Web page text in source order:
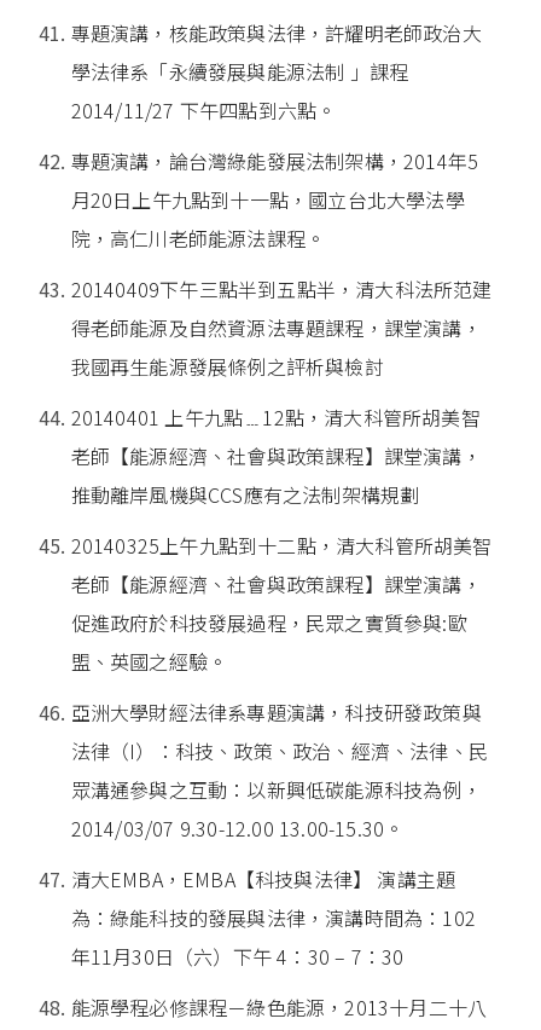
專題演講，核能政策與法律，許耀明老師政治大
學法律系「永續發展與能源法制 」課程
2014/11/27 下午四點到六點。
專題演講，論台灣綠能發展法制架構，2014年5
月20日上午九點到十一點，國立台北大學法學
院，高仁川老師能源法課程。
20140409下午三點半到五點半，清大科法所范建
得老師能源及自然資源法專題課程，課堂演講，
我國再生能源發展條例之評析與檢討
20140401 上午九點﹍12點，清大科管所胡美智
老師【能源經濟、社會與政策課程】課堂演講，
推動離岸風機與CCS應有之法制架構規劃
20140325上午九點到十二點，清大科管所胡美智
老師【能源經濟、社會與政策課程】課堂演講，
促進政府於科技發展過程，民眾之實質參與:歐
盟、英國之經驗。
亞洲大學財經法律系專題演講，科技研發政策與
法律（I）：科技、政策、政治、經濟、法律、民
眾溝通參與之互動：以新興低碳能源科技為例，
2014/03/07 9.30-12.00 13.00-15.30。
清大EMBA，EMBA【科技與法律】 演講主題
為：綠能科技的發展與法律，演講時間為：102
年11月30日（六）下午 4：30 – 7：30
能源學程必修課程－綠色能源，2013十月二十八